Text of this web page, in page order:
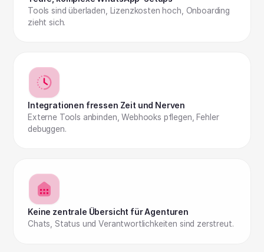
Tools sind überladen, Lizenzkosten hoch, Onboarding
zieht sich.
Integrationen fressen Zeit und Nerven
Externe Tools anbinden, Webhooks pflegen, Fehler
debuggen.
Keine zentrale Übersicht für Agenturen
Chats, Status und Verantwortlichkeiten sind zerstreut.